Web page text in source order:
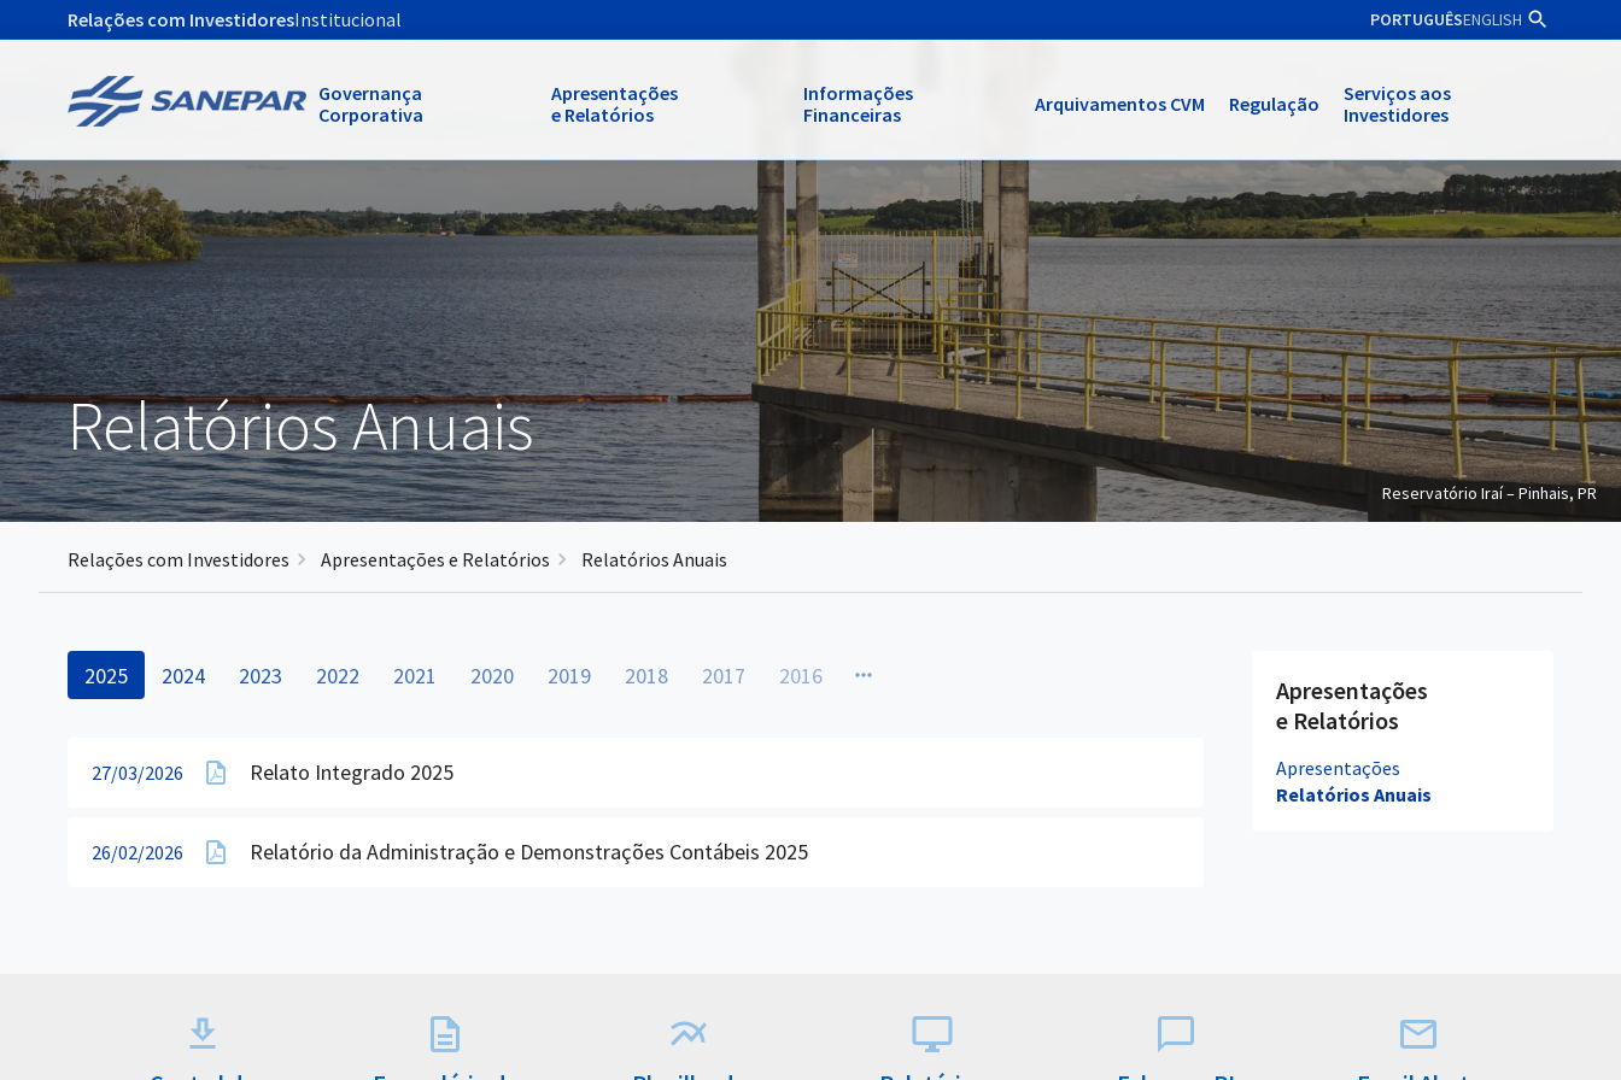
Relações com InvestidoresInstitucional PORTUGUÊSENGLISH
Governança
Corporativa
Apresentações
e Relatórios
Informações
Financeiras
Arquivamentos CVM Regulação
Serviços aos
Investidores
Reservatório Iraí – Pinhais, PR
Relatórios Anuais
Relações com Investidores Apresentações e Relatórios Relatórios Anuais
2025 2024 2023 2022 2021 2020 2019 2018 2017 2016
27/03/2026 Relato Integrado 2025
26/02/2026 Relatório da Administração e Demonstrações Contábeis 2025
Apresentações
e Relatórios
Apresentações
Relatórios Anuais